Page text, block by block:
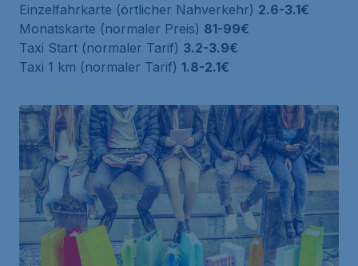
Einzelfahrkarte (örtlicher Nahverkehr) 2.6-3.1€
Monatskarte (normaler Preis) 81-99€
Taxi Start (normaler Tarif) 3.2-3.9€
Taxi 1 km (normaler Tarif) 1.8-2.1€